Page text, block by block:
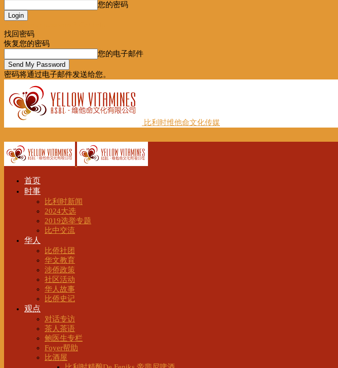
您的密码
找回密码
恢复您的密码
您的电子邮件
密码将通过电子邮件发送给您。
比利时维他命文化传媒
首页
时事
比利时新闻
2024大选
2019选举专题
比中交流
华人
比侨社团
华文教育
涉侨政策
社区活动
华人故事
比侨史记
观点
对话专访
茶人茶语
鲍医生专栏
Foyer帮助
比酒屋